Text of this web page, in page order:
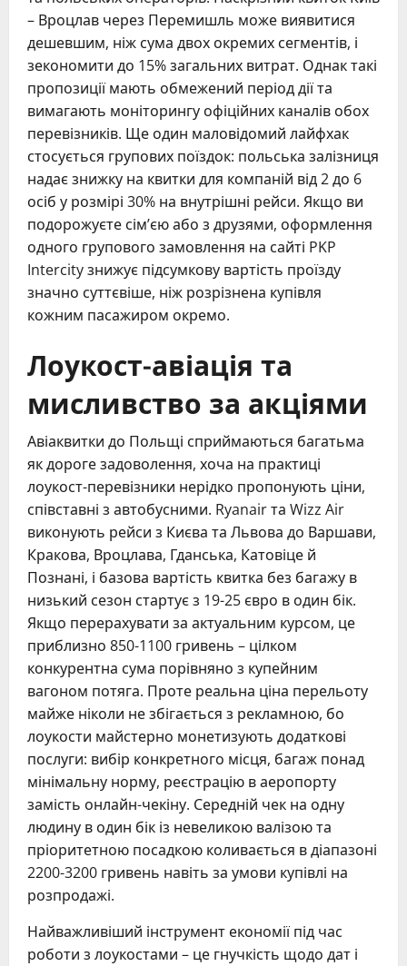
– Вроцлав через Перемишль може виявитися
дешевшим, ніж сума двох окремих сегментів, і
зекономити до 15% загальних витрат. Однак такі
пропозиції мають обмежений період дії та
вимагають моніторингу офіційних каналів обох
перевізників. Ще один маловідомий лайфхак
стосується групових поїздок: польська залізниця
надає знижку на квитки для компаній від 2 до 6
осіб у розмірі 30% на внутрішні рейси. Якщо ви
подорожуєте сім’єю або з друзями, оформлення
одного групового замовлення на сайті PKP
Intercity знижує підсумкову вартість проїзду
значно суттєвіше, ніж розрізнена купівля
кожним пасажиром окремо.
Лоукост-авіація та
мисливство за акціями
Авіаквитки до Польщі сприймаються багатьма
як дороге задоволення, хоча на практиці
лоукост-перевізники нерідко пропонують ціни,
співставні з автобусними. Ryanair та Wizz Air
виконують рейси з Києва та Львова до Варшави,
Кракова, Вроцлава, Гданська, Катовіце й
Познані, і базова вартість квитка без багажу в
низький сезон стартує з 19-25 євро в один бік.
Якщо перерахувати за актуальним курсом, це
приблизно 850-1100 гривень – цілком
конкурентна сума порівняно з купейним
вагоном потяга. Проте реальна ціна перельоту
майже ніколи не збігається з рекламною, бо
лоукости майстерно монетизують додаткові
послуги: вибір конкретного місця, багаж понад
мінімальну норму, реєстрацію в аеропорту
замість онлайн-чекіну. Середній чек на одну
людину в один бік із невеликою валізою та
пріоритетною посадкою коливається в діапазоні
2200-3200 гривень навіть за умови купівлі на
розпродажі.
Найважливіший інструмент економії під час
роботи з лоукостами – це гнучкість щодо дат і